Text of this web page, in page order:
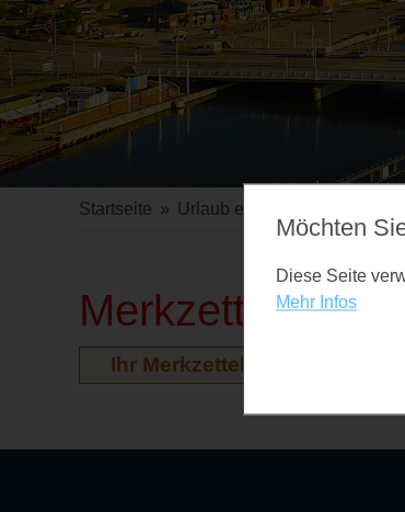
Startseite » Urlaub erleben
Merkzettel
Ihr Merkzettel ist leer. Auf
Möchten
Diese Seite
Mehr Infos